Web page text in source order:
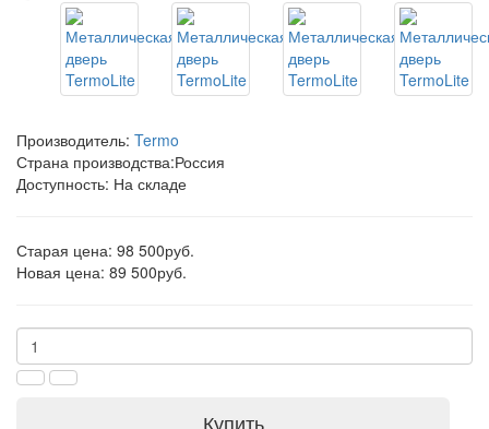
Производитель: Termo
Страна производства:Россия
Доступность: На складе
Старая цена: 98 500руб.
Новая цена: 89 500руб.
Купить